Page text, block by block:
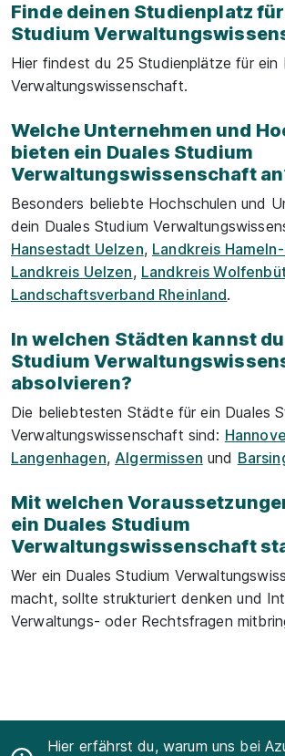
Finde deinen Studienplatz
Studium
Hier findest du 25 Studienplätze für ein
Verwaltungswissenschaft.
Welche Unternehmen und
bieten ein Duales Studium
Verwaltungswissenschaft
Besonders beliebte Hochschulen und
dein Duales Studium
Hansestadt Uelzen, Landkreis
Landkreis Uelzen, Landkreis
Landschaftsverband Rheinland.
In welchen Städten kannst
Studium
absolvieren?
Die beliebtesten Städte für ein Duales
Verwaltungswissenschaft sind:
Langenhagen, Algermissen und
Mit welchen
ein Duales Studium
Verwaltungswissenschaft
Wer ein Duales Studium
macht, sollte strukturiert denken und
Verwaltungs- oder Rechtsfragen
Hier erfährst du, warum uns bei